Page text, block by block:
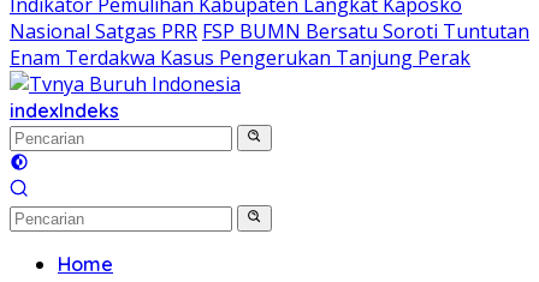
Nasional Satgas PRR FSP BUMN Bersatu Soroti Tuntutan
Enam Terdakwa Kasus Pengerukan Tanjung Perak
indexIndeks
Home